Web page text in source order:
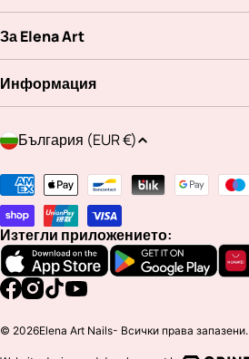
За Elena Art
Информация
Д
р
ж
а
в
а
/
р
е
България (EUR €)
Методи
на
плащане
Изтегли приложението:
Facebook
Instagram
TikTokYouTube
© 2026Elena Art Nails- Всички права запазени.